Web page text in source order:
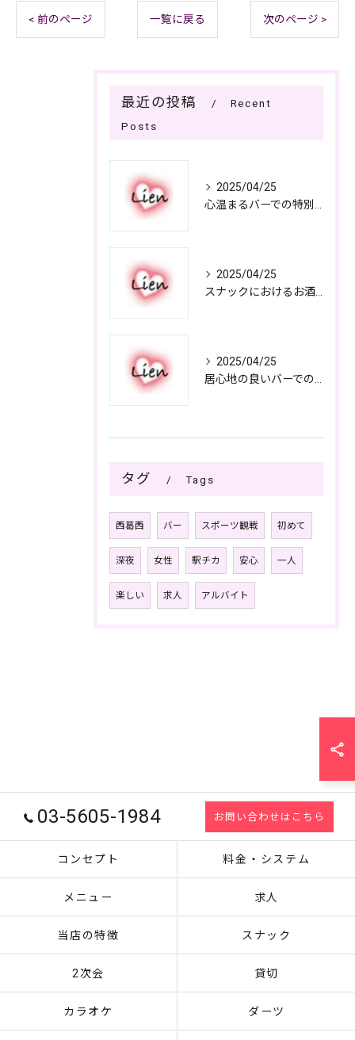
< 前のページ 一覧に戻る 次のページ >
最近の投稿
Recent
Posts
2025/04/25
2025/04/25
2025/04/25
タグ Tags
西葛西 バー スポーツ観戦 初めて
深夜 女性 駅チカ 安心 一人
楽しい 求人 アルバイト
03-5605-1984 お問い合わせはこちら
コンセプト 料金・システム
メニュー 求人
当店の特徴 スナック
2次会 貸切
カラオケ ダーツ